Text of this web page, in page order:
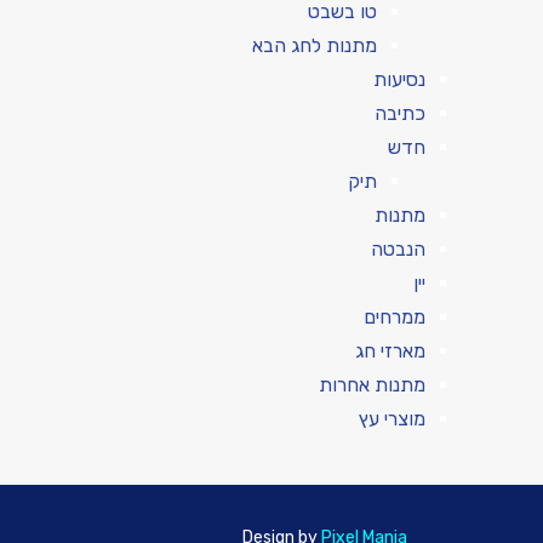
טו בשבט
מתנות לחג הבא
נסיעות
כתיבה
חדש
תיק
מתנות
הנבטה
יין
ממרחים
מארזי חג
מתנות אחרות
מוצרי עץ
Design by Pixel Mania